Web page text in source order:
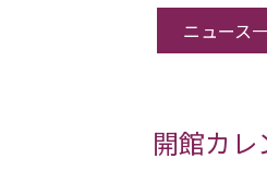
開館カレ
ニュース